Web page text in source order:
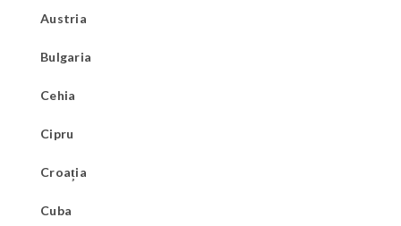
Austria
Bulgaria
Cehia
Cipru
Croația
Cuba